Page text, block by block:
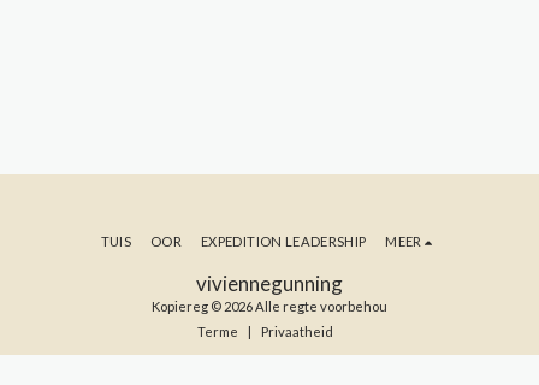
viviennegunning
Kopiereg © 2026 Alle regte voorbehou
Terme
Privaatheid
TUIS OOR EXPEDITION LEADERSHIP MEER